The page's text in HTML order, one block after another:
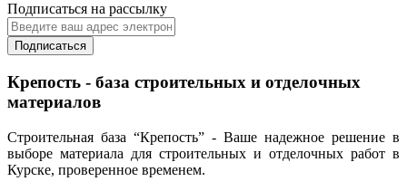
Подписаться на рассылку
Подписаться
Крепость - база строительных и отделочных
материалов
Строительная база “Крепость” - Ваше надежное решение в
выборе материала для строительных и отделочных работ в
Курске, проверенное временем.